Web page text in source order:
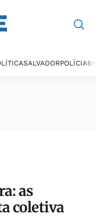
SALVADORPOLÍCIA
as
coletiva